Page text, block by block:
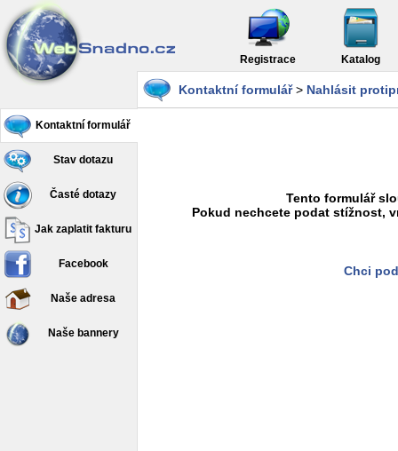
Registrace Katalog
Kontaktní formulář
Stav dotazu
Časté dotazy
Jak zaplatit fakturu
Facebook
Naše adresa
Naše bannery
Kontaktní formulář> Nahlásit
Tento formulář
Pokud nechcete podat stížnost,
Chci